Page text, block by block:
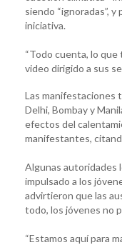
siendo “ignoradas”,
iniciativa.
“Todo cuenta, lo que
video dirigido a sus
Las manifestaciones
Delhi, Bombay y
efectos del
manifestantes,
Algunas autoridades
impulsado a los
advirtieron que las
todo, los jóvenes no
“Estamos aquí para